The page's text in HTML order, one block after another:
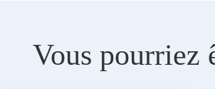
Vous pourriez